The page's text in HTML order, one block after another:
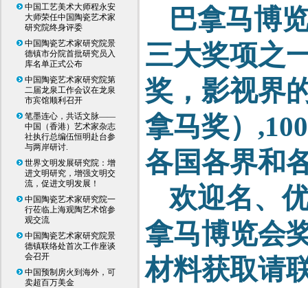
中国工艺美术大师程永安
大师荣任中国陶瓷艺术家
研究院终身评委
中国陶瓷艺术家研究院景
德镇市分院首批研究员入
库名单正式公布
中国陶瓷艺术家研究院第
二届龙泉工作会议在龙泉
市宾馆顺利召开
笔墨连心，共话文脉——
中国（香港）艺术家杂志
社执行总编伍恒明赴台参
与两岸研讨.
世界文明发展研究院：增
进文明研究，增强文明交
流，促进文明发展！
中国陶瓷艺术家研究院一
行莅临上海观陶艺术馆参
观交流
中国陶瓷艺术家研究院景
德镇联络处首次工作座谈
会召开
中国预制房火到海外，可
卖超百万美金
巴拿马博
三大奖项之
奖，影视界
拿马奖）
各国各界和
欢迎名、
拿马博览会
材料获取请